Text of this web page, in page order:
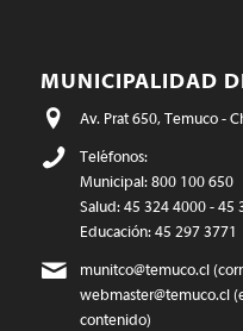
MUNICIPALIDAD
Av. Prat 650, Temuco -
Teléfonos:
Municipal: 800 100 650
Salud: 45 324 4000 - 45
Educación: 45 297 3771
munitco@temuco.cl
webmaster@temuco.cl
contenido)